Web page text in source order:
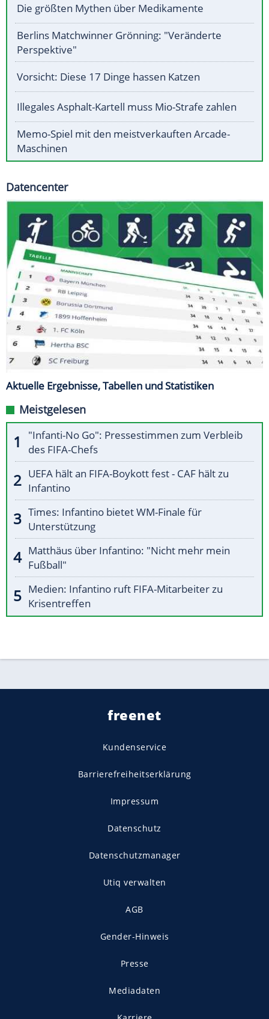
Die größten Mythen über Medikamente
Berlins Matchwinner Grönning: "Veränderte
Perspektive"
Vorsicht: Diese 17 Dinge hassen Katzen
Illegales Asphalt-Kartell muss Mio-Strafe zahlen
Memo-Spiel mit den meistverkauften Arcade-
Maschinen
Datencenter
Aktuelle Ergebnisse, Tabellen und Statistiken
Meistgelesen
"Infanti-No Go": Pressestimmen zum Verbleib
des FIFA-Chefs
UEFA hält an FIFA-Boykott fest - CAF hält zu
Infantino
Times: Infantino bietet WM-Finale für
Unterstützung
Matthäus über Infantino: "Nicht mehr mein
Fußball"
Medien: Infantino ruft FIFA-Mitarbeiter zu
Krisentreffen
freenet
Kundenservice
Barrierefreiheitserklärung
Impressum
Datenschutz
Datenschutzmanager
Utiq verwalten
AGB
Gender-Hinweis
Presse
Mediadaten